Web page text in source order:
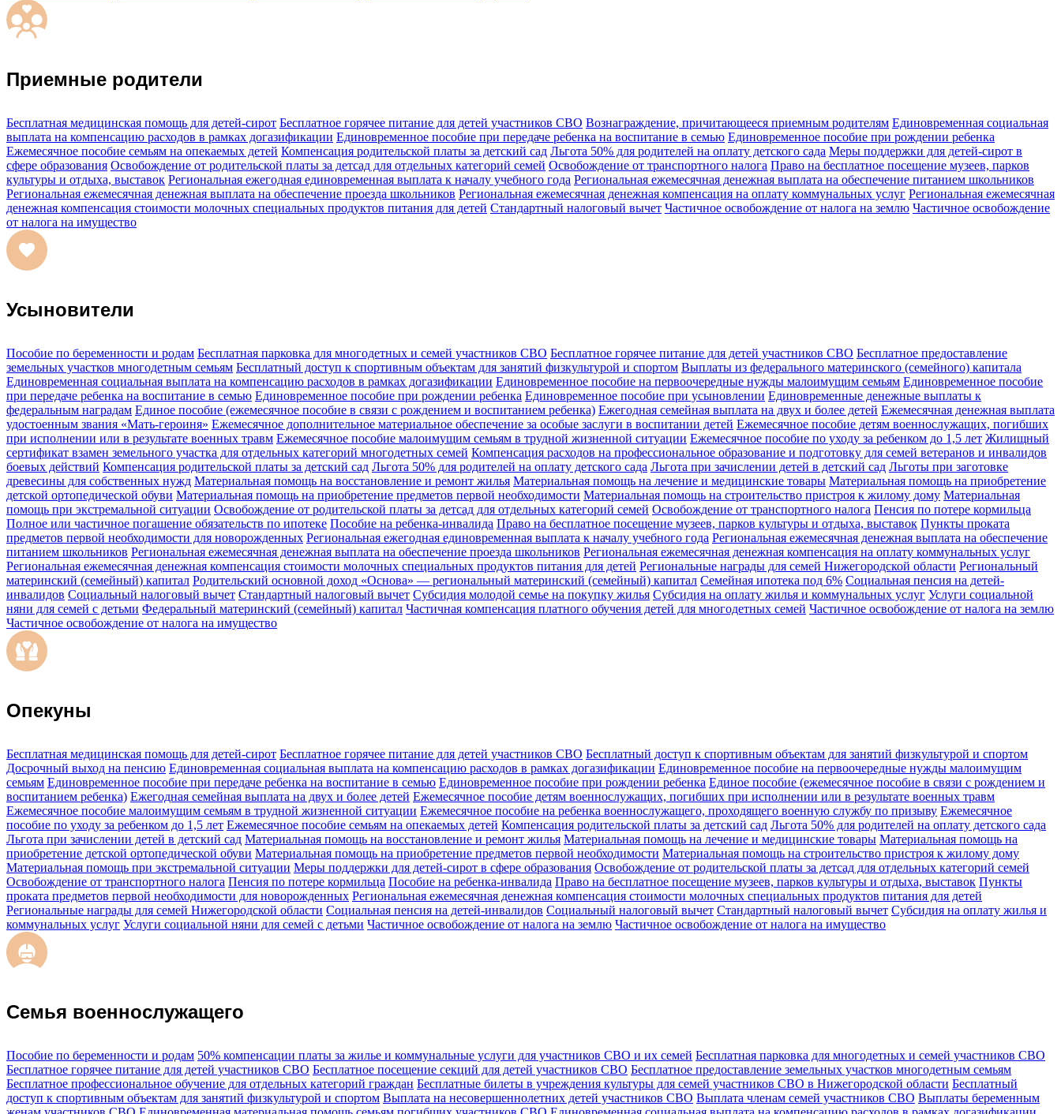
Приемные родители
Бесплатная медицинская помощь для детей-сирот Бесплатное горячее питание для детей участников СВО Вознаграждение, причитающееся приемным родителям Единовременная социальная
выплата на компенсацию расходов в рамках догазификации Единовременное пособие при передаче ребенка на воспитание в семью Единовременное пособие при рождении ребенка
Ежемесячное пособие семьям на опекаемых детей Компенсация родительской платы за детский сад Льгота 50% для родителей на оплату детского сада Меры поддержки для детей-сирот в
сфере образования Освобождение от родительской платы за детсад для отдельных категорий семей Освобождение от транспортного налога Право на бесплатное посещение музеев, парков
культуры и отдыха, выставок Региональная ежегодная единовременная выплата к началу учебного года Региональная ежемесячная денежная выплата на обеспечение питанием школьников
Региональная ежемесячная денежная выплата на обеспечение проезда школьников Региональная ежемесячная денежная компенсация на оплату коммунальных услуг Региональная ежемесячная
денежная компенсация стоимости молочных специальных продуктов питания для детей Стандартный налоговый вычет Частичное освобождение от налога на землю Частичное освобождение
от налога на имущество
Усыновители
Пособие по беременности и родам Бесплатная парковка для многодетных и семей участников СВО Бесплатное горячее питание для детей участников СВО Бесплатное предоставление
земельных участков многодетным семьям Бесплатный доступ к спортивным объектам для занятий физкультурой и спортом Выплаты из федерального материнского (семейного) капитала
Единовременная социальная выплата на компенсацию расходов в рамках догазификации Единовременное пособие на первоочередные нужды малоимущим семьям Единовременное пособие
при передаче ребенка на воспитание в семью Единовременное пособие при рождении ребенка Единовременное пособие при усыновлении Единовременные денежные выплаты к
федеральным наградам Единое пособие (ежемесячное пособие в связи с рождением и воспитанием ребенка) Ежегодная семейная выплата на двух и более детей Ежемесячная денежная выплата
удостоенным звания «Мать-героиня» Ежемесячное дополнительное материальное обеспечение за особые заслуги в воспитании детей Ежемесячное пособие детям военнослужащих, погибших
при исполнении или в результате военных травм Ежемесячное пособие малоимущим семьям в трудной жизненной ситуации Ежемесячное пособие по уходу за ребенком до 1,5 лет Жилищный
сертификат взамен земельного участка для отдельных категорий многодетных семей Компенсация расходов на профессиональное образование и подготовку для семей ветеранов и инвалидов
боевых действий Компенсация родительской платы за детский сад Льгота 50% для родителей на оплату детского сада Льгота при зачислении детей в детский сад Льготы при заготовке
древесины для собственных нужд Материальная помощь на восстановление и ремонт жилья Материальная помощь на лечение и медицинские товары Материальная помощь на приобретение
детской ортопедической обуви Материальная помощь на приобретение предметов первой необходимости Материальная помощь на строительство пристроя к жилому дому Материальная
помощь при экстремальной ситуации Освобождение от родительской платы за детсад для отдельных категорий семей Освобождение от транспортного налога Пенсия по потере кормильца
Полное или частичное погашение обязательств по ипотеке Пособие на ребенка-инвалида Право на бесплатное посещение музеев, парков культуры и отдыха, выставок Пункты проката
предметов первой необходимости для новорожденных Региональная ежегодная единовременная выплата к началу учебного года Региональная ежемесячная денежная выплата на обеспечение
питанием школьников Региональная ежемесячная денежная выплата на обеспечение проезда школьников Региональная ежемесячная денежная компенсация на оплату коммунальных услуг
Региональная ежемесячная денежная компенсация стоимости молочных специальных продуктов питания для детей Региональные награды для семей Нижегородской области Региональный
материнский (семейный) капитал Родительский основной доход «Основа» — региональный материнский (семейный) капитал Семейная ипотека под 6% Социальная пенсия на детей-
инвалидов Социальный налоговый вычет Стандартный налоговый вычет Субсидия молодой семье на покупку жилья Субсидия на оплату жилья и коммунальных услуг Услуги социальной
няни для семей с детьми Федеральный материнский (семейный) капитал Частичная компенсация платного обучения детей для многодетных семей Частичное освобождение от налога на землю
Частичное освобождение от налога на имущество
Опекуны
Бесплатная медицинская помощь для детей-сирот Бесплатное горячее питание для детей участников СВО Бесплатный доступ к спортивным объектам для занятий физкультурой и спортом
Досрочный выход на пенсию Единовременная социальная выплата на компенсацию расходов в рамках догазификации Единовременное пособие на первоочередные нужды малоимущим
семьям Единовременное пособие при передаче ребенка на воспитание в семью Единовременное пособие при рождении ребенка Единое пособие (ежемесячное пособие в связи с рождением и
воспитанием ребенка) Ежегодная семейная выплата на двух и более детей Ежемесячное пособие детям военнослужащих, погибших при исполнении или в результате военных травм
Ежемесячное пособие малоимущим семьям в трудной жизненной ситуации Ежемесячное пособие на ребенка военнослужащего, проходящего военную службу по призыву Ежемесячное
пособие по уходу за ребенком до 1,5 лет Ежемесячное пособие семьям на опекаемых детей Компенсация родительской платы за детский сад Льгота 50% для родителей на оплату детского сада
Льгота при зачислении детей в детский сад Материальная помощь на восстановление и ремонт жилья Материальная помощь на лечение и медицинские товары Материальная помощь на
приобретение детской ортопедической обуви Материальная помощь на приобретение предметов первой необходимости Материальная помощь на строительство пристроя к жилому дому
Материальная помощь при экстремальной ситуации Меры поддержки для детей-сирот в сфере образования Освобождение от родительской платы за детсад для отдельных категорий семей
Освобождение от транспортного налога Пенсия по потере кормильца Пособие на ребенка-инвалида Право на бесплатное посещение музеев, парков культуры и отдыха, выставок Пункты
проката предметов первой необходимости для новорожденных Региональная ежемесячная денежная компенсация стоимости молочных специальных продуктов питания для детей
Региональные награды для семей Нижегородской области Социальная пенсия на детей-инвалидов Социальный налоговый вычет Стандартный налоговый вычет Субсидия на оплату жилья и
коммунальных услуг Услуги социальной няни для семей с детьми Частичное освобождение от налога на землю Частичное освобождение от налога на имущество
Семья военнослужащего
Пособие по беременности и родам 50% компенсации платы за жилье и коммунальные услуги для участников СВО и их семей Бесплатная парковка для многодетных и семей участников СВО
Бесплатное горячее питание для детей участников СВО Бесплатное посещение секций для детей участников СВО Бесплатное предоставление земельных участков многодетным семьям
Бесплатное профессиональное обучение для отдельных категорий граждан Бесплатные билеты в учреждения культуры для семей участников СВО в Нижегородской области Бесплатный
доступ к спортивным объектам для занятий физкультурой и спортом Выплата на несовершеннолетних детей участников СВО Выплата членам семей участников СВО Выплаты беременным